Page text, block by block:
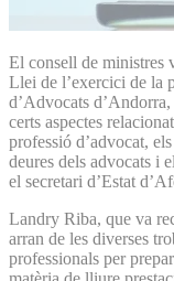
El consell de ministres
Llei de l’exercici de la
d’Advocats
certs aspectes
professió d’advocat,
deures dels advocats i
el secretari d’Estat
Landry Riba, que va
arran de les diverses
professionals per